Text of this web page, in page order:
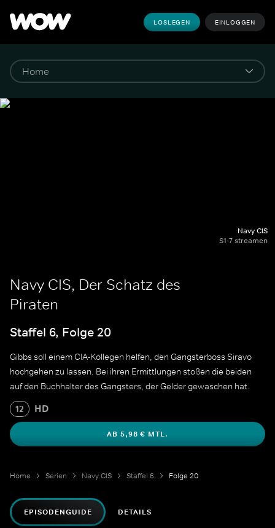
LOSLEGEN EINLOGGEN
Navy CIS
S1-7 streamen
Navy CIS, Der Schatz des
Piraten
Staffel 6, Folge 20
Gibbs soll einem CIA-Kollegen helfen, den Gangsterboss Siravo
hochgehen zu lassen. Bei ihren Ermittlungen stoßen die beiden
auf den Buchhalter des Gangsters, der Gelder gewaschen hat.
12 HD
AB 5,98 € MTL.
Home Serien Navy CIS Staffel 6 Folge 20
EPISODENGUIDE DETAILS